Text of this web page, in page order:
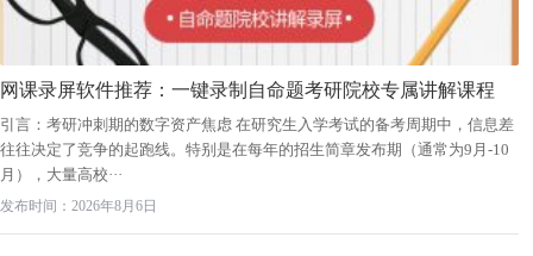
网课录屏软件推荐：一键录制自命题考研院校专属讲解课程
引言：考研冲刺期的数字资产焦虑 在研究生入学考试的备考周期中，信息差
往往决定了竞争的起跑线。特别是在每年的招生简章发布期（通常为9月-10
月），大量高校···
发布时间：2026年8月6日